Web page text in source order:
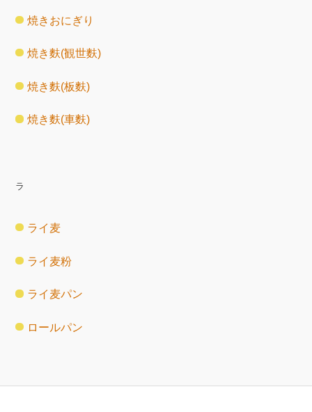
焼きおにぎり
焼き麩(観世麩)
焼き麩(板麩)
焼き麩(車麩)
ラ
ライ麦
ライ麦粉
ライ麦パン
ロールパン